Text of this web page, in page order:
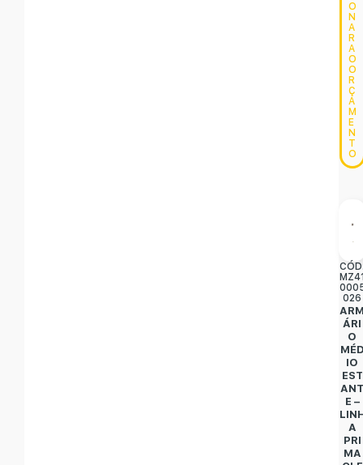
O
N
A
R
A
O
O
R
Ç
A
M
E
N
T
O
026
ÁRI
O
IO
EST
E –
A
PRI
MA